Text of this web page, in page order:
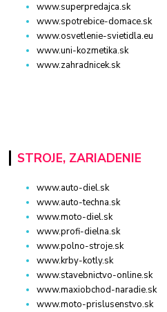
www.superpredajca.sk
www.spotrebice-domace.sk
www.osvetlenie-svietidla.eu
www.uni-kozmetika.sk
www.zahradnicek.sk
STROJE, ZARIADENIE
www.auto-diel.sk
www.auto-techna.sk
www.moto-diel.sk
www.profi-dielna.sk
www.polno-stroje.sk
www.krby-kotly.sk
www.stavebnictvo-online.sk
www.maxiobchod-naradie.sk
www.moto-prislusenstvo.sk